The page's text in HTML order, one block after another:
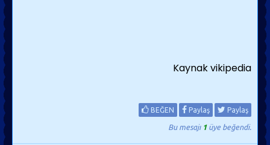
Kaynak vikipedia
BEĞEN Paylaş Paylaş
Bu mesajı 1üye beğendi.